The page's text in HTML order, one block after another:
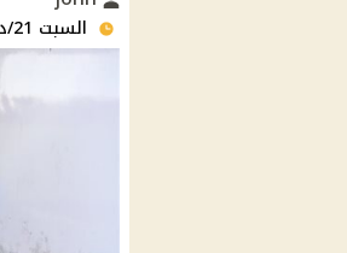
السبت 21/ديسمبر/2024 - 07:39 ص